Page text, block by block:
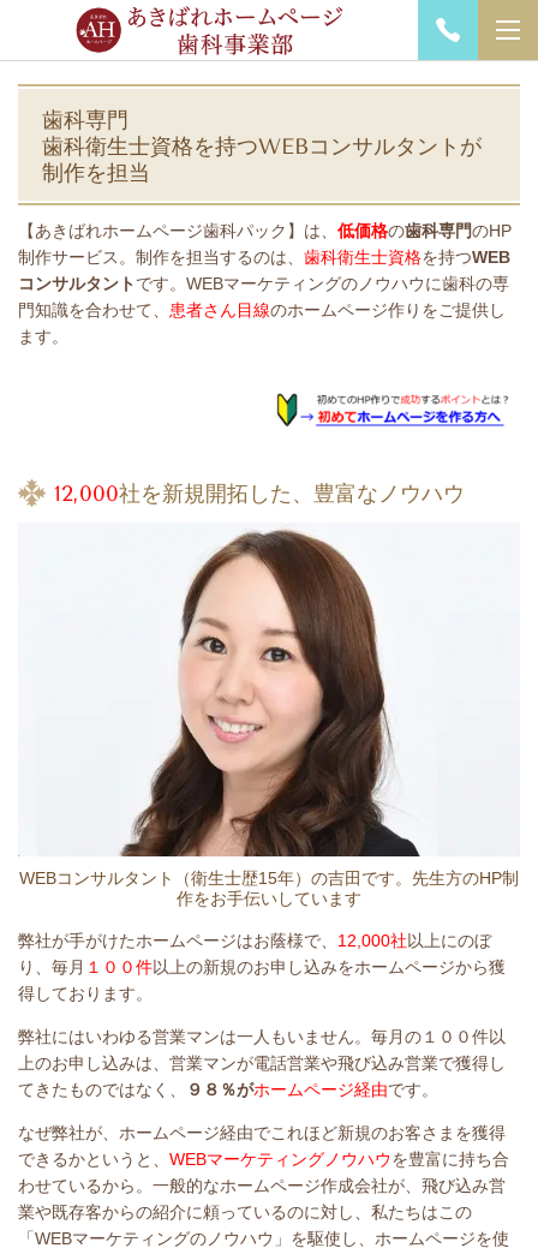
歯科専門
歯科衛生士資格を持つWEBコンサルタントが
制作を担当
【あきばれホームページ歯科パック】は、 低価格の歯科専門のHP
制作サービス。制作を担当するのは、 歯科衛生士資格を持つWEB
コンサルタントです。WEBマーケティングのノウハウに歯科の専
門知識を合わせて、 患者さん目線のホームページ作りをご提供し
ます。
12,000社を新規開拓した、豊富なノウハウ
WEBコンサルタント（衛生士歴15年）の吉田です。先生方のHP制
作をお手伝いしています
弊社が手がけたホームページはお蔭様で、 12,000社以上にのぼ
り、毎月 １００件以上の新規のお申し込みをホームページから獲
得しております。
弊社にはいわゆる営業マンは一人もいません。毎月の１００件以
上のお申し込みは、営業マンが電話営業や飛び込み営業で獲得し
てきたものではなく、
９８％がホームページ経由です。
なぜ弊社が、ホームページ経由でこれほど新規のお客さまを獲得
できるかというと、 WEBマーケティングノウハウを豊富に持ち合
わせているから。一般的なホームページ作成会社が、飛び込み営
業や既存客からの紹介に頼っているのに対し、私たちはこの
「WEBマーケティングのノウハウ」を駆使し、ホームページを使